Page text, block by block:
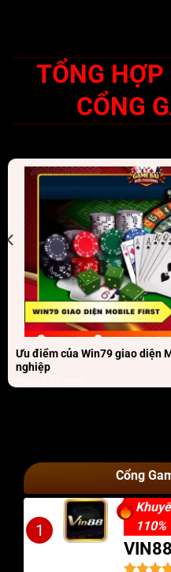
TỔNG HỢP
CỔNG
Ưu điểm của Win79 giao diện
nghiệp
Cổng
1
110%
VIN88